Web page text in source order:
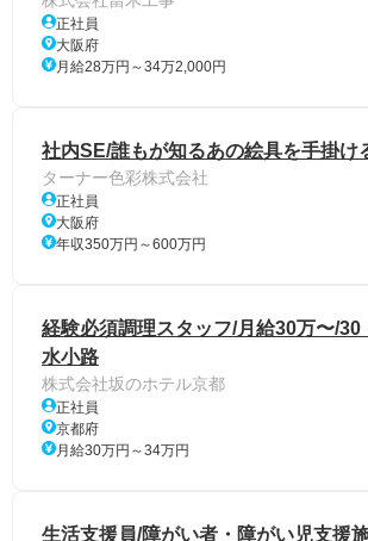
正社員
大阪府
月給28万円～34万2,000円
社内SE/誰もが知るあの絵具を手掛け
ターナー色彩株式会社
正社員
大阪府
年収350万円～600万円
経験必須調理スタッフ/月給30万〜/30
水小路
株式会社坂のホテル京都
正社員
京都府
月給30万円～34万円
生活支援員/障がい者・障がい児支援